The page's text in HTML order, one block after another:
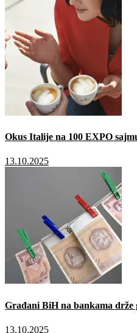
Okus Italije na 100 EXPO
13.10.2025
Građani BiH na bankama drže
13.10.2025